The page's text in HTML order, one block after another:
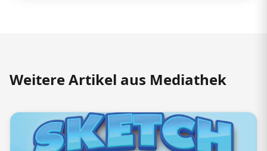
Weitere Artikel aus Mediathek